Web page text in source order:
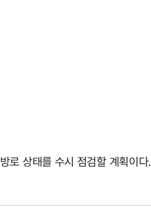
로 상태를 수시 점검할 계획이다.